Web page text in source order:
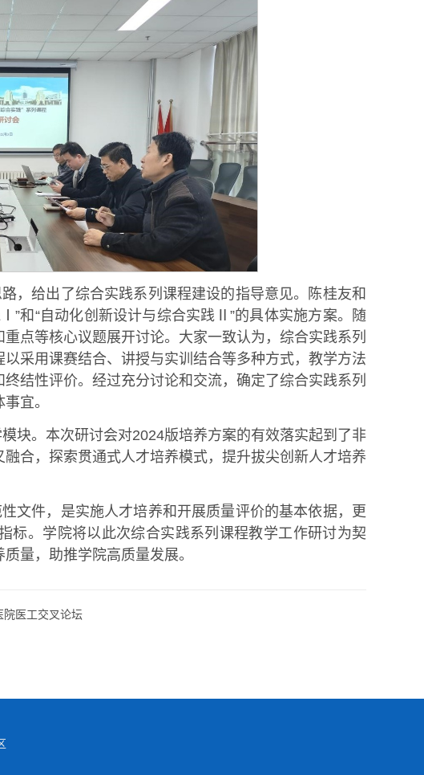
，给出了综合实践系列课程建设的指导意见。陈桂友和
和“自动化创新设计与综合实践Ⅱ”的具体实施方案。随
点等核心议题展开讨论。大家一致认为，综合实践系列
采用课赛结合、讲授与实训结合等多种方式，教学方法
结性评价。经过充分讨论和交流，确定了综合实践系列
宜。
块。本次研讨会对2024版培养方案的有效落实起到了非
合，探索贯通式人才培养模式，提升拔尖创新人才培养
文件，是实施人才培养和开展质量评价的基本依据，更
标。学院将以此次综合实践系列课程教学工作研讨为契
量，助推学院高质量发展。
院医工交叉论坛